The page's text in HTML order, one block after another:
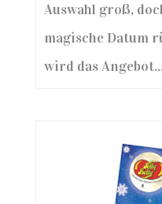
Auswahl groß,
magische Datum
wird das Angebot...